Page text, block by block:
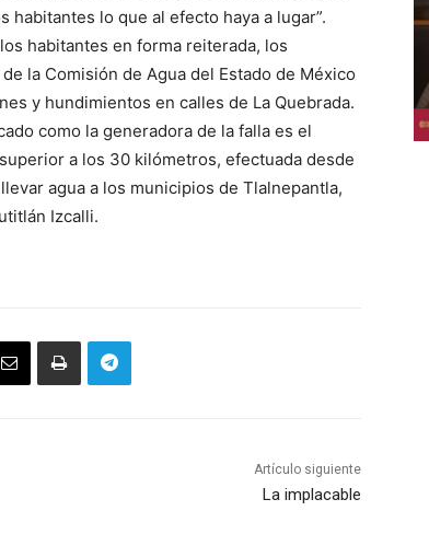
habitantes lo que al efecto haya a lugar”.
habitantes en forma reiterada, los
la Comisión de Agua del Estado de México
y hundimientos en calles de La Quebrada.
como la generadora de la falla es el
a los 30 kilómetros, efectuada desde
agua a los municipios de Tlalnepantla,
Izcalli.
Artículo siguiente
La implacable